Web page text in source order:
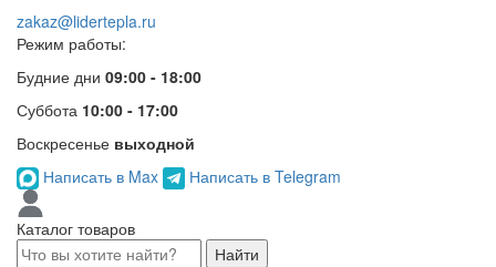
zakaz@lidertepla.ru
Режим работы:
Будние дни 09:00 - 18:00
Суббота 10:00 - 17:00
Воскресенье выходной
Написать в Max
Написать в Telegram
Каталог товаров
Найти